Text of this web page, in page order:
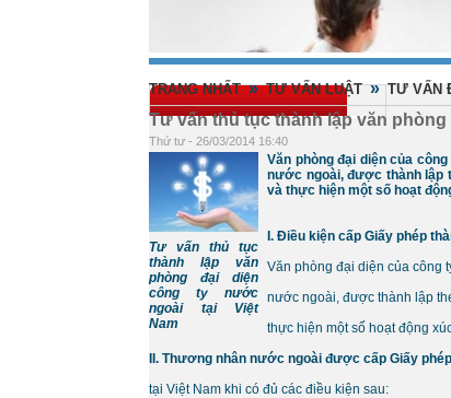
TRANG NHẤT » TƯ VẤN LUẬT » TƯ VẤN
Tư vấn thủ tục thành lập văn
Thứ tư - 26/03/2014 16:40
Tư vấn thủ tục
thành lập văn
phòng đại diện
công ty nước
ngoài tại Việt
Nam
Văn phòng đại diện của
nước ngoài, được thành lập
và thực hiện một số hoạt
I. Điều kiện cấp Giấy phép
Văn phòng đại diện của công
nước ngoài, được thành lập
thực hiện một số hoạt động
II. Thương nhân nước ngoài được cấp Giấy
tại Việt Nam khi có đủ các điều kiện sau: